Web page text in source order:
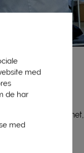
med
de har
med
bl.a. PLInet,